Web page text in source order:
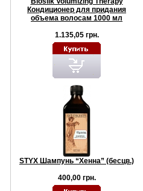
Кондиционер для придания
объема волосам 1000 мл
1.135,05 грн.
STYX Шампунь “Хенна” (бесцв.)
400,00 грн.